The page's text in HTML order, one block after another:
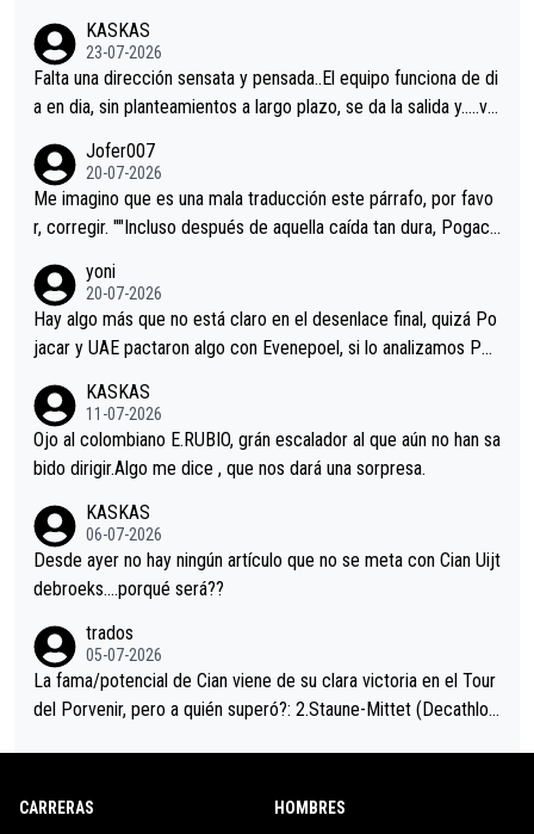
KASKAS
23-07-2026
Falta una dirección sensata y pensada..El equipo funciona de di
a en dia, sin planteamientos a largo plazo, se da la salida y…..ve
Minguez, Velez etc etc.Me da pena vivir estos momentos tan
tristes sin victorias.
Jofer007
20-07-2026
Me imagino que es una mala traducción este párrafo, por favo
r, corregir. ""Incluso después de aquella caída tan dura, Pogaca
permaneció pegado a su rueda. Parecía increíble la forma en l
a que era capaz de controlar el miedo", recordó."
yoni
20-07-2026
Hay algo más que no está claro en el desenlace final, quizá Po
jacar y UAE pactaron algo con Evenepoel, si lo analizamos Poj
i sin pedalear, luego está el saludo con Evenepoel dándose la
mano de una manera muy fraternal, más allá de los típicos toqu
es en el hombro con que saludaba a Vingegard. Ahí hubo una in
eta, a ver si por querer poner a Del Toro con calzador en posi
ción de podio UAE y Pojacar se van complicar el tour.
KASKAS
11-07-2026
Ojo al colombiano E.RUBIO, grán escalador al que aún no han sa
bido dirigir.Algo me dice , que nos dará una sorpresa.
KASKAS
06-07-2026
Desde ayer no hay ningún artículo que no se meta con Cian Uijt
debroeks….porqué será??
trados
05-07-2026
La fama/potencial de Cian viene de su clara victoria en el Tour
del Porvenir, pero a quién superó?: 2.Staune-Mittet (Decathlon,
8.Lenny Martinez (Bahrein), 9. Van Belle (Visma), 10. Vacek (Li
CARRERAS HOMBRES